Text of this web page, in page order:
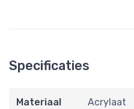
Specificaties
Materiaal Acrylaat